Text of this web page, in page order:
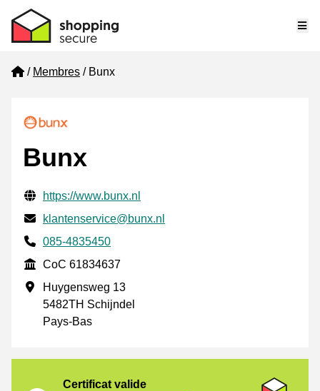
Home
Membres Bunx
Bunx
Informations de contact vérifiées
Website URL
https://www.bunx.nl
E-mail
klantenservice@bunx.nl
Phone number
085-4835450
CoC
CoC 61834637
Adresse professionnelle
Huygensweg 13
5482TH Schijndel
Pays-Bas
Certificat valide